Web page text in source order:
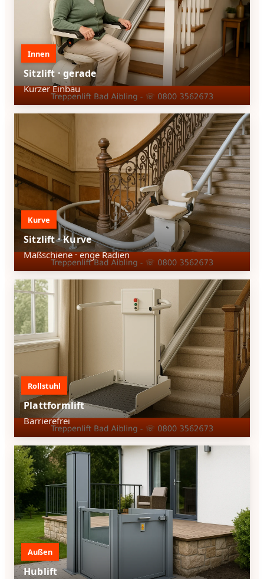
Innen
Sitzlift · gerade
Kurzer Einbau
Kurve
Sitzlift · Kurve
Maßschiene · enge Radien
Rollstuhl
Plattformlift
Barrierefrei
Außen
Hublift